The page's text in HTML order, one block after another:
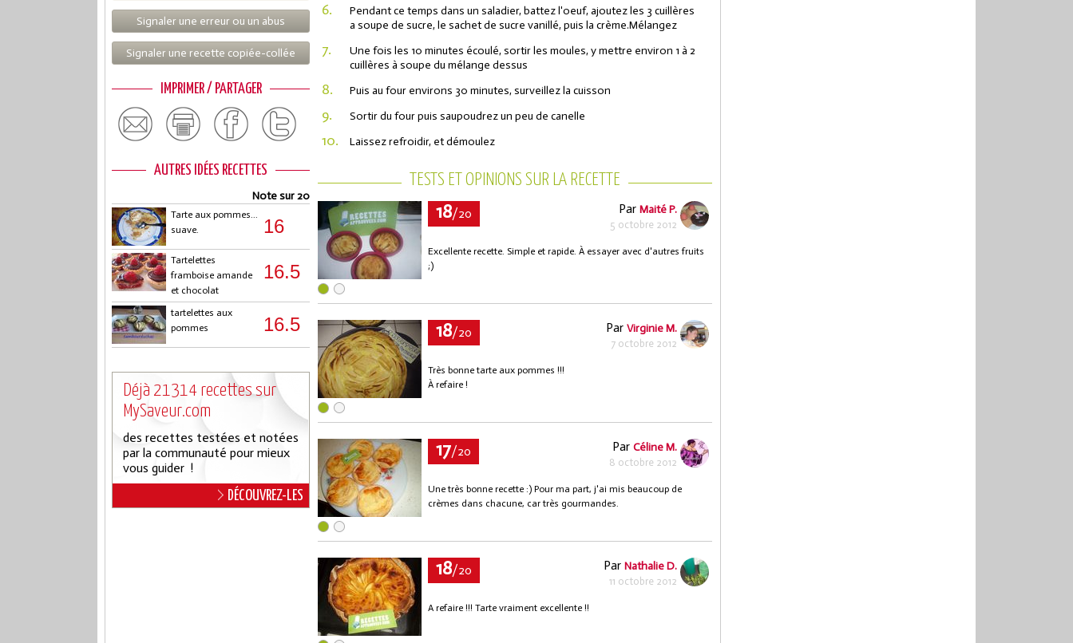
Signaler une erreur ou un abus
Signaler une recette copiée-collée
IMPRIMER / PARTAGER
AUTRES IDÉES RECETTES
Note sur 20
Tarte aux pommes...
suave.
16
Tartelettes
framboise amande
et chocolat
16.5
tartelettes aux
pommes
16.5
Déjà 21314 recettes sur
MySaveur.com
des recettes testées et notées
par la communauté pour mieux
vous guider !
DÉCOUVREZ-LES
6.
Pendant ce temps dans un saladier, battez l'oeuf, ajoutez les 3 cuillères
a soupe de sucre, le sachet de sucre vanillé, puis la crème.Mélangez
7.
Une fois les 10 minutes écoulé, sortir les moules, y mettre environ 1 à 2
cuillères à soupe du mélange dessus
8. Puis au four environs 30 minutes, surveillez la cuisson
9. Sortir du four puis saupoudrez un peu de canelle
10. Laissez refroidir, et démoulez
TESTS ET OPINIONS SUR LA RECETTE
18/20 Par Maité P.
5 octobre 2012
Excellente recette. Simple et rapide. À essayer avec d'autres fruits
;)
18/20 Par Virginie M.
7 octobre 2012
Très bonne tarte aux pommes !!!
À refaire !
17/20 Par Céline M.
8 octobre 2012
Une très bonne recette :) Pour ma part, j'ai mis beaucoup de
crèmes dans chacune, car très gourmandes.
18/20 Par Nathalie D.
11 octobre 2012
A refaire !!! Tarte vraiment excellente !!